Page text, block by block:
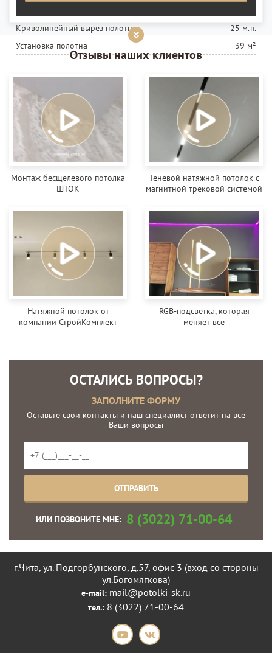
Криволинейный вырез полотна
25 м.п.
Установка полотна
39 м²
Отзывы наших клиентов
Монтаж бесщелевого потолка
ШТОК
Теневой натяжной потолок с
магнитной трековой системой
Натяжной потолок от
компании СтройКомплект
RGB-подсветка, которая
меняет всё
ОСТАЛИСЬ ВОПРОСЫ?
ЗАПОЛНИТЕ ФОРМУ
Оставьте свои контакты и наш специалист ответит на все
Ваши вопросы
ИЛИ ПОЗВОНИТЕ МНЕ: 8 (3022) 71-00-64
г.Чита, ул. Подгорбунского, д.57, офис 3 (вход со стороны
ул.Богомягкова)
e-mail: mail@potolki-sk.ru
тел.: 8 (3022) 71-00-64